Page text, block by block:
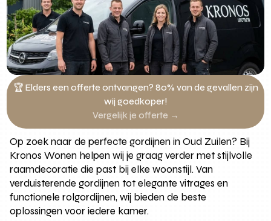
🏆 Elders een offerte ontvangen? 80% van de gevallen zijn
wij goedkoper!
Vergelijk je offerte →
Op zoek naar de perfecte gordijnen in Oud Zuilen? Bij
Kronos Wonen helpen wij je graag verder met stijlvolle
raamdecoratie die past bij elke woonstijl. Van
verduisterende gordijnen tot elegante vitrages en
functionele rolgordijnen, wij bieden de beste
oplossingen voor iedere kamer.